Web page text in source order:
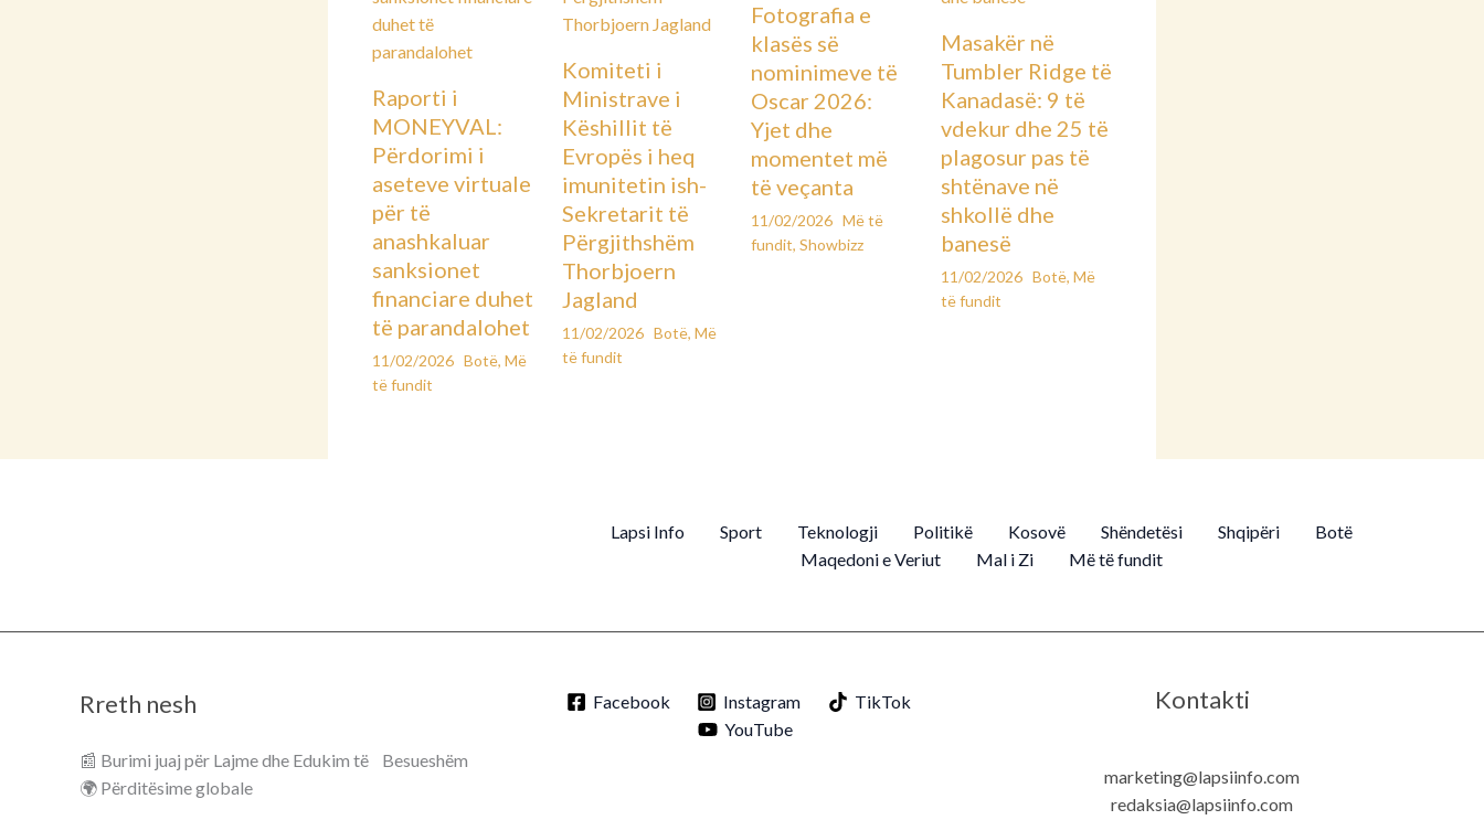
Raporti i
MONEYVAL:
Përdorimi i
aseteve virtuale
për të
anashkaluar
sanksionet
financiare duhet
të parandalohet
11/02/2026 Botë, Më
të fundit
Komiteti i
Ministrave i
Këshillit të
Evropës i heq
imunitetin ish-
Sekretarit të
Përgjithshëm
Thorbjoern
Jagland
11/02/2026 Botë, Më
të fundit
Fotografia e
klasës së
nominimeve të
Oscar 2026:
Yjet dhe
momentet më
të veçanta
11/02/2026 Më të
fundit,Showbizz
Masakër në
Tumbler Ridge të
Kanadasë: 9 të
vdekur dhe 25 të
plagosur pas të
shtënave në
shkollë dhe
banesë
11/02/2026 Botë, Më
të fundit
Lapsi Info Sport Teknologji Politikë Kosovë Shëndetësi Shqipëri
Botë
Maqedoni e Veriut
Mal i Zi Më të fundit
Rreth nesh
📰 Burimi juaj për Lajme dhe Edukim të Besueshëm
🌍 Përditësime globale
Facebook Instagram
TikTok
YouTube
Kontakti
marketing@lapsiinfo.com
redaksia@lapsiinfo.com